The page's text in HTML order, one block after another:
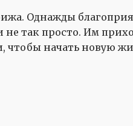
Однажды
так просто. Им
чтобы начать новую